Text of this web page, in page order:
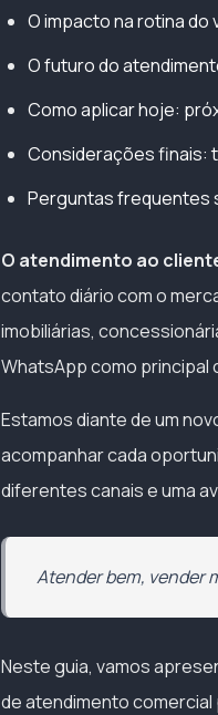
O impacto na rotina
O futuro do
Como aplicar hoje:
Considerações finais:
Perguntas frequentes
O atendimento ao
contato diário com o
imobiliárias,
WhatsApp como principal
Estamos diante de um
acompanhar cada
diferentes canais e uma
Atender bem, vender
Neste guia, vamos
de atendimento